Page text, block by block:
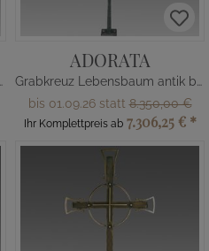
ADORATA
Grabkreuz Lebensbaum antik bemalt
bis 01.09.26 statt8.350,00 €
Ihr Komplettpreis ab 7.306,25 € *